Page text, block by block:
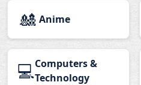
🎎 Anime
💻Computers &
Technology